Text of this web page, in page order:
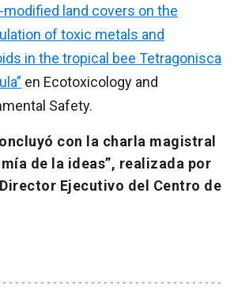
modified land covers on the
of toxic metals and
in the tropical bee Tetragonisca
en Ecotoxicology and
Safety.
con la charla magistral
de la ideas”, realizada por
Ejecutivo del Centro de